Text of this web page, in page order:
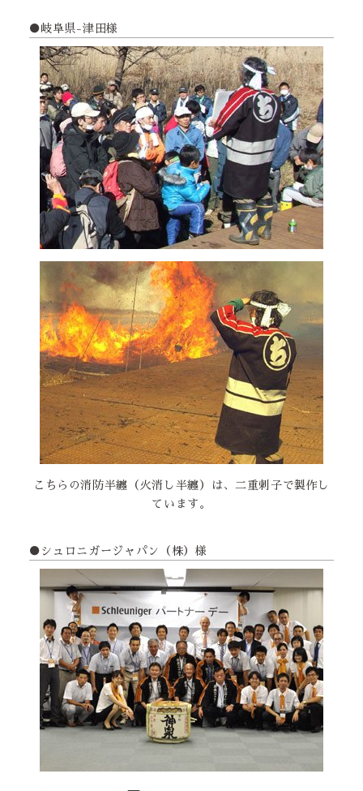
●岐阜県-津田様
こちらの消防半纏（火消し半纏）は、二重刺子で製作し
ています。
●シュロニガージャパン（株）様